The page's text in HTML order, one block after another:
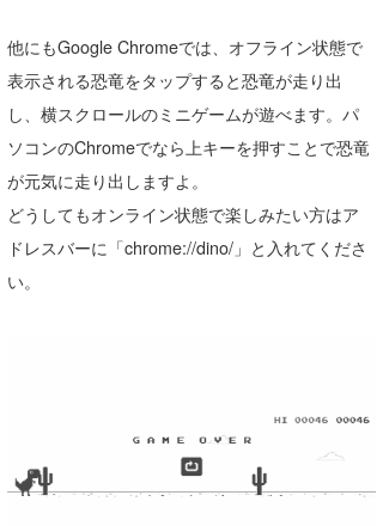
他にもGoogle Chromeでは、オフライン状態で
表示される恐竜をタップすると恐竜が走り出
し、横スクロールのミニゲームが遊べます。パ
ソコンのChromeでなら上キーを押すことで恐竜
が元気に走り出しますよ。
どうしてもオンライン状態で楽しみたい方はア
ドレスバーに「chrome://dino/」と入れてくださ
い。
まっきー
三輪予報士
小川予報士
上田純子
上條将美